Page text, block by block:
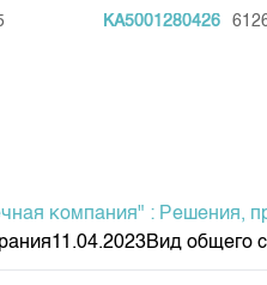
Аналитика
Финансовый рынок
KA5001280426
компания" : Решения,
общего